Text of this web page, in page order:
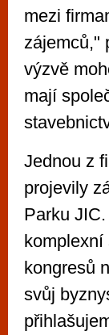
mezi
zájemců,"
výzvě
mají
Jednou z
projevily
Parku
komplexní
kongresů
svůj